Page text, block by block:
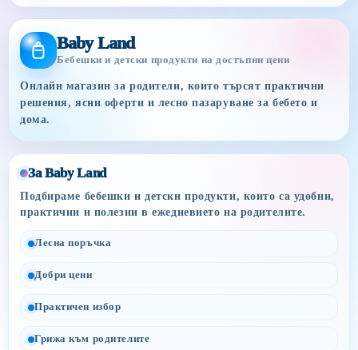
Baby Land
Бебешки и детски продукти на достъпни цени
Онлайн магазин за родители, които търсят практични
решения, ясни оферти и лесно пазаруване за бебето и
дома.
За Baby Land
Подбираме бебешки и детски продукти, които са удобни,
практични и полезни в ежедневието на родителите.
Лесна поръчка
Добри цени
Практичен избор
Грижа към родителите